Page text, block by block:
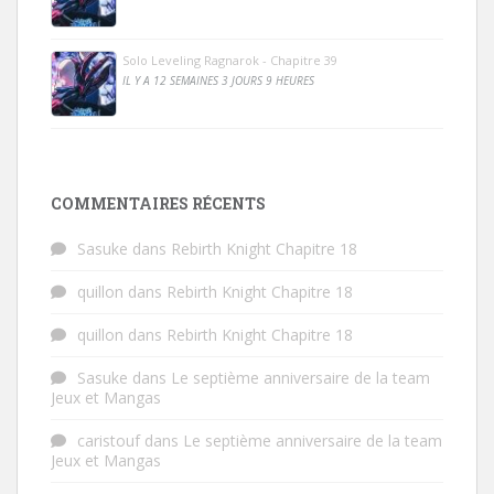
Solo Leveling Ragnarok - Chapitre 39
IL Y A 12 SEMAINES 3 JOURS 9 HEURES
COMMENTAIRES RÉCENTS
Sasuke dans Rebirth Knight Chapitre 18
quillon dans Rebirth Knight Chapitre 18
quillon dans Rebirth Knight Chapitre 18
Sasuke dans Le septième anniversaire de la team
Jeux et Mangas
caristoufdans Le septième anniversaire de la team
Jeux et Mangas